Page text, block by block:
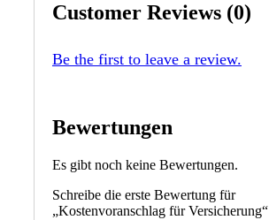
Customer Reviews (0)
Be the first to leave a review.
Bewertungen
Es gibt noch keine Bewertungen.
Schreibe die erste Bewertung für
„Kostenvoranschlag für Versicherung“